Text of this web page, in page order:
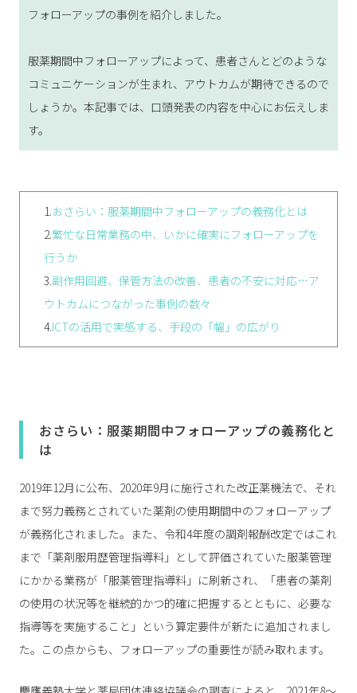
フォローアップの事例を紹介しました。
服薬期間中フォローアップによって、患者さんとどのような
コミュニケーションが生まれ、アウトカムが期待できるので
しょうか。本記事では、口頭発表の内容を中心にお伝えしま
す。
1.おさらい：服薬期間中フォローアップの義務化とは
2.繁忙な日常業務の中、いかに確実にフォローアップを
行うか
3.副作用回避、保管方法の改善、患者の不安に対応…ア
ウトカムにつながった事例の数々
4.ICTの活用で実感する、手段の「幅」の広がり
おさらい：服薬期間中フォローアップの義務化と
は
2019年12月に公布、2020年9月に施行された改正薬機法で、それ
まで努力義務とされていた薬剤の使用期間中のフォローアップ
が義務化されました。また、令和4年度の調剤報酬改定ではこれ
まで「薬剤服用歴管理指導料」として評価されていた服薬管理
にかかる業務が「服薬管理指導料」に刷新され、「患者の薬剤
の使用の状況等を継続的かつ的確に把握するとともに、必要な
指導等を実施すること」という算定要件が新たに追加されまし
た。この点からも、フォローアップの重要性が読み取れます。